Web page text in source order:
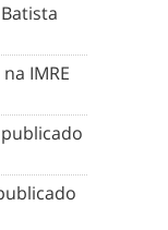
IMRE